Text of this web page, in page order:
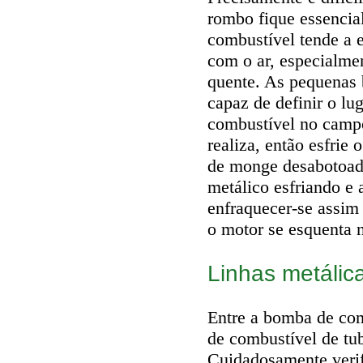
rombo fique
combustível tende a
com o ar,
quente. As
capaz de definir o
combustível no
realiza, então esfrie
de monge
metálico esfriando e
enfraquecer-se
o motor se esquenta
Linhas
Entre a bomba de
de combustível de